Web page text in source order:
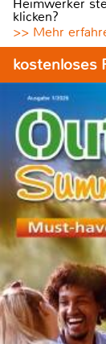
Heimwerker
klicken?
>> Mehr
kostenloses